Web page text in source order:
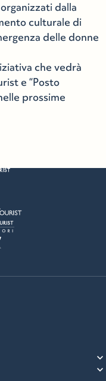
dalla
culturale di
delle donne
che vedrà
e “Posto
prossime
expand_more
expand_more